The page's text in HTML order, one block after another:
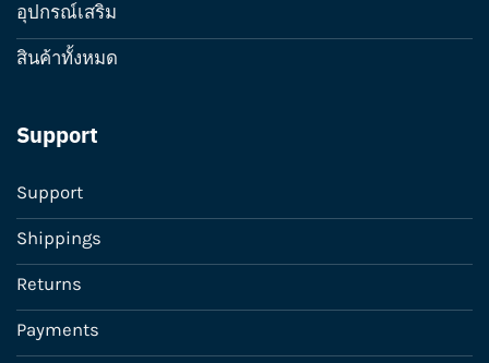
อุปกรณ์เสริม
สินค้าทั้งหมด
Support
Support
Shippings
Returns
Payments